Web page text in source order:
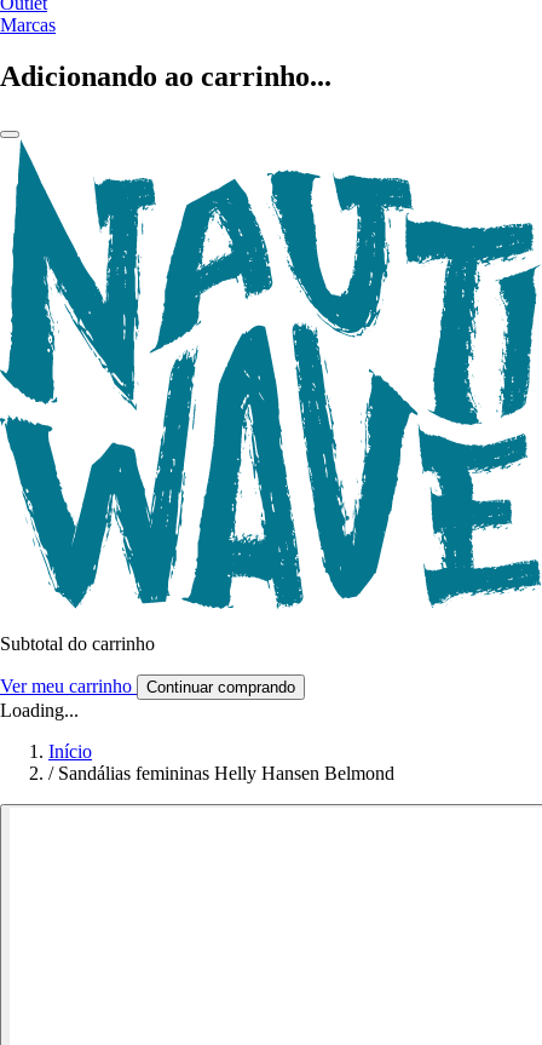
Marcas
Adicionando ao carrinho...
Subtotal do carrinho
Ver meu carrinho Continuar comprando
Loading...
Início
/ Sandálias femininas Helly Hansen Belmond